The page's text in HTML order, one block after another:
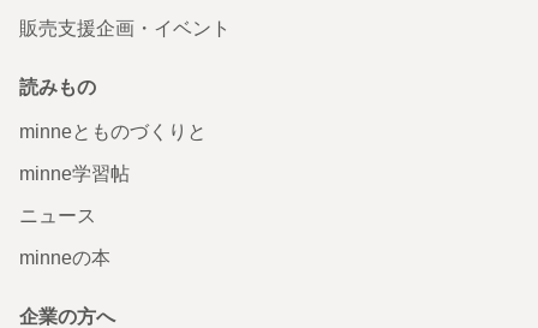
販売支援企画・イベント
読みもの
minneとものづくりと
minne学習帖
ニュース
minneの本
企業の方へ